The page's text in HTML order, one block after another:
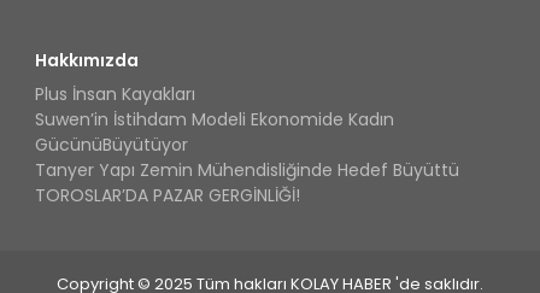
Hakkımızda
Plus İnsan Kayakları
Suwen’in İstihdam Modeli Ekonomide Kadın
GücünüBüyütüyor
Tanyer Yapı Zemin Mühendisliğinde Hedef Büyüttü
TOROSLAR’DA PAZAR GERGİNLİĞİ!
Copyright © 2025 Tüm hakları KOLAY HABER 'de saklıdır.